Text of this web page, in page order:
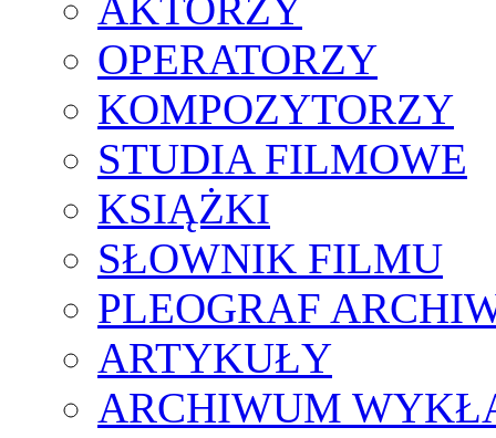
AKTORZY
OPERATORZY
KOMPOZYTORZY
STUDIA FILMOWE
KSIĄŻKI
SŁOWNIK FILMU
PLEOGRAF
ARTYKUŁY
ARCHIWUM